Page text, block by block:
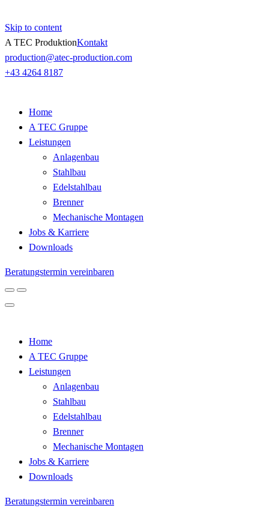
Skip to content
A TEC ProduktionKontakt
production@atec-production.com
+43 4264 8187
Home
A TEC Gruppe
Leistungen
Anlagenbau
Stahlbau
Edelstahlbau
Brenner
Mechanische Montagen
Jobs & Karriere
Downloads
Beratungstermin vereinbaren
Home
A TEC Gruppe
Leistungen
Anlagenbau
Stahlbau
Edelstahlbau
Brenner
Mechanische Montagen
Jobs & Karriere
Downloads
Beratungstermin vereinbaren